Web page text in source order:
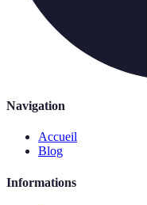
Navigation
Accueil
Blog
Informations